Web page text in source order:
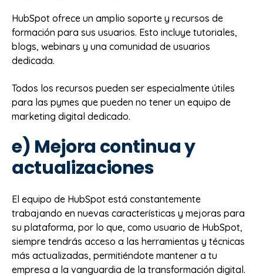
HubSpot ofrece un amplio soporte y recursos de
formación para sus usuarios. Esto incluye tutoriales,
blogs, webinars y una comunidad de usuarios
dedicada.
Todos los recursos pueden ser especialmente útiles
para las pymes que pueden no tener un equipo de
marketing digital dedicado.
e) Mejora continua y
actualizaciones
El equipo de HubSpot está constantemente
trabajando en nuevas características y mejoras para
su plataforma, por lo que, como usuario de HubSpot,
siempre tendrás acceso a las herramientas y técnicas
más actualizadas, permitiéndote mantener a tu
empresa a la vanguardia de la transformación digital.